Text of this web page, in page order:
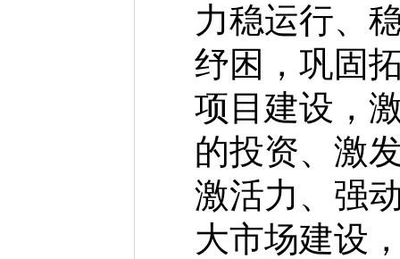
力稳运行、
纾困，巩固
项目建设，
的投资、激
激活力、强
大市场建设